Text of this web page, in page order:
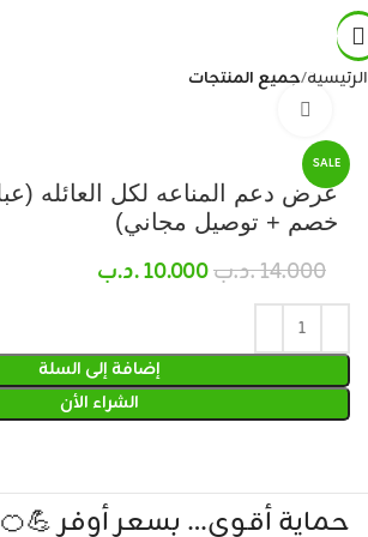
الرئيسية جميع المنتجات
SALE
خصم + توصيل مجاني)
14.000.د.ب10.000.د.ب
إضافة إلى السلة
الشراء الأن
حماية أقوى… بسعر أوفر 💪🍊